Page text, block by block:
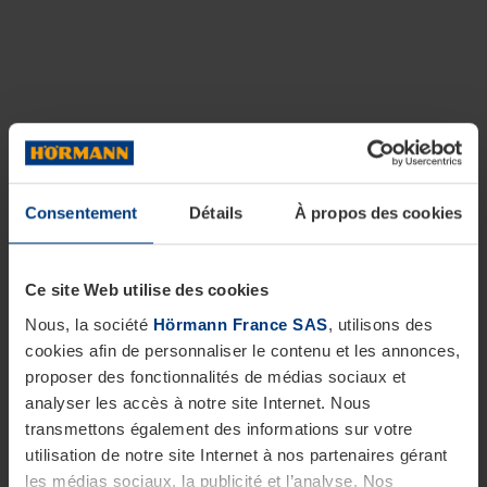
Consentement Détails À propos des cookies
Ce site Web utilise des cookies
Nous, la société Hörmann France SAS, utilisons des
cookies afin de personnaliser le contenu et les annonces,
proposer des fonctionnalités de médias sociaux et
analyser les accès à notre site Internet. Nous
transmettons également des informations sur votre
utilisation de notre site Internet à nos partenaires gérant
les médias sociaux, la publicité et l’analyse. Nos